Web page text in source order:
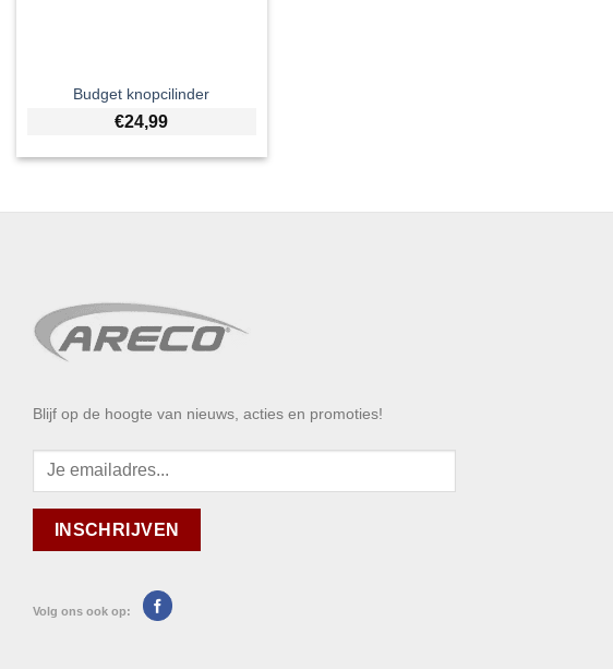
Budget knopcilinder
€24,99
Blijf op de hoogte van nieuws, acties en promoties!
Volg ons ook op: